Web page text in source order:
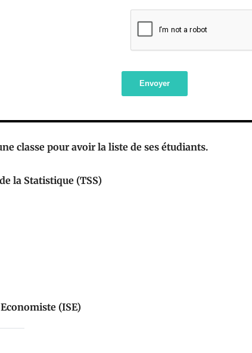
Envoyer
classe pour avoir la liste de ses étudiants.
la Statistique (TSS)
(ISE)